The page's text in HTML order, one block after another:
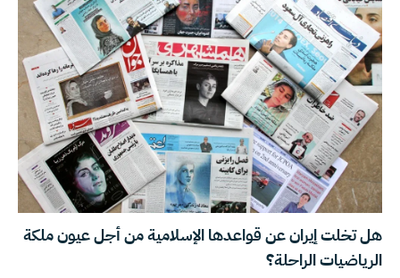
هل تخلت إيران عن قواعدها الإسلامية من أجل عيون ملكة
الرياضيات الراحلة؟